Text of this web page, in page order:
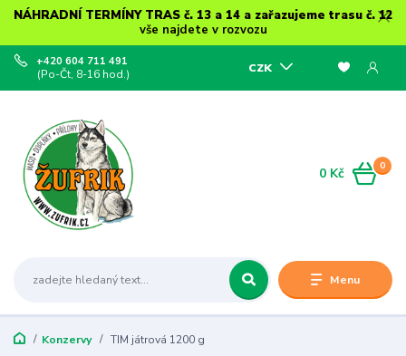
NÁHRADNÍ TERMÍNY TRAS č. 13 a 14 a zařazujeme trasu č. 12
vše najdete v rozvozu
Menu
CZK
+420 604 711 491
(Po-Čt, 8-16 hod.)
0
0 Kč
Konzervy TIM játrová 1200 g